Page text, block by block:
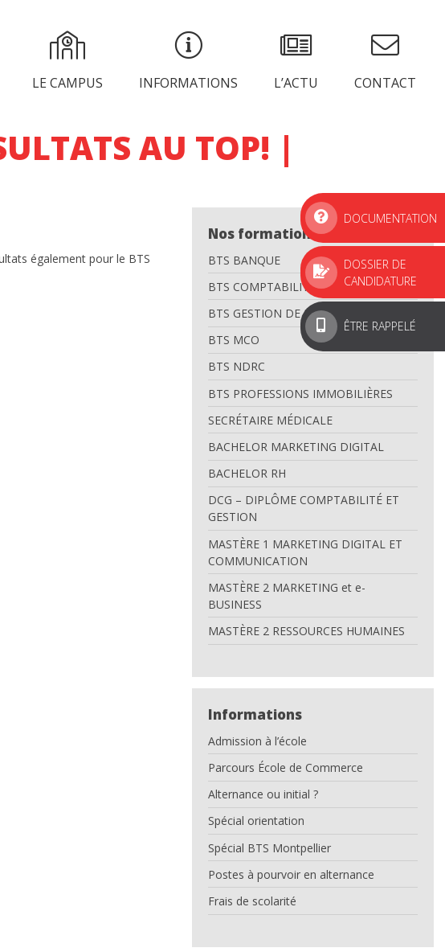
LE CAMPUS INFORMATIONS L’ACTU CONTACT
DOCUMENTATION
DOSSIER DE
CANDIDATURE
ÊTRE RAPPELÉ
AU TOP! |
également pour le BTS
Nos formations
BTS BANQUE
BTS COMPTABILITÉ GESTION
BTS GESTION DE LA PME
BTS MCO
BTS NDRC
BTS PROFESSIONS IMMOBILIÈRES
SECRÉTAIRE MÉDICALE
BACHELOR MARKETING DIGITAL
BACHELOR RH
DCG – DIPLÔME COMPTABILITÉ ET
GESTION
MASTÈRE 1 MARKETING DIGITAL ET
COMMUNICATION
MASTÈRE 2 MARKETING et e-
BUSINESS
MASTÈRE 2 RESSOURCES HUMAINES
Informations
Admission à l’école
Parcours École de Commerce
Alternance ou initial ?
Spécial orientation
Spécial BTS Montpellier
Postes à pourvoir en alternance
Frais de scolarité